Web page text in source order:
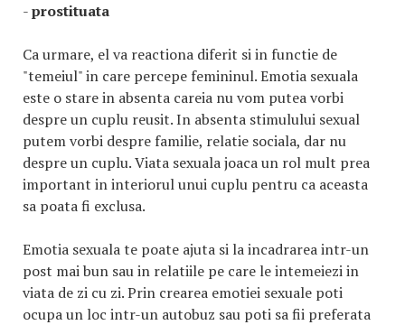
-prostituata
Ca urmare, el va reactiona diferit si in functie de
"temeiul" in care percepe femininul. Emotia sexuala
este o stare in absenta careia nu vom putea vorbi
despre un cuplu reusit. In absenta stimulului sexual
putem vorbi despre familie, relatie sociala, dar nu
despre un cuplu. Viata sexuala joaca un rol mult prea
important in interiorul unui cuplu pentru ca aceasta
sa poata fi exclusa.
Emotia sexuala te poate ajuta si la incadrarea intr-un
post mai bun sau in relatiile pe care le intemeiezi in
viata de zi cu zi. Prin crearea emotiei sexuale poti
ocupa un loc intr-un autobuz sau poti sa fii preferata